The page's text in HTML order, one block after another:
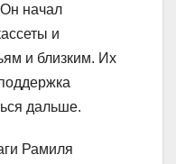
начал
и
и близким. Их
дальше.
Рамиля